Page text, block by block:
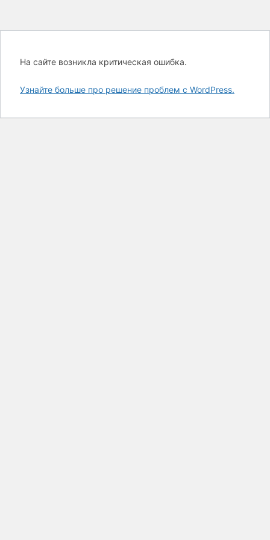
На сайте возникла критическая ошибка.
Узнайте больше про решение проблем с WordPress.